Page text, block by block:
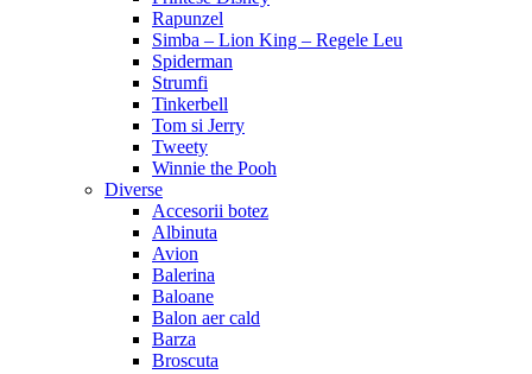
Rapunzel
Simba – Lion King – Regele Leu
Spiderman
Strumfi
Tinkerbell
Tom si Jerry
Tweety
Winnie the Pooh
Diverse
Accesorii botez
Albinuta
Avion
Balerina
Baloane
Balon aer cald
Barza
Broscuta